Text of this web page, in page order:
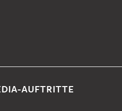
AUFTRITTE